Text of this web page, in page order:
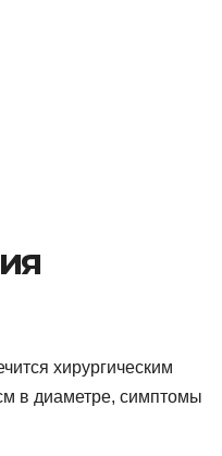
хирургическим
в диаметре, симптомы